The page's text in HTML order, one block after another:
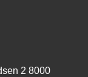
2 8000